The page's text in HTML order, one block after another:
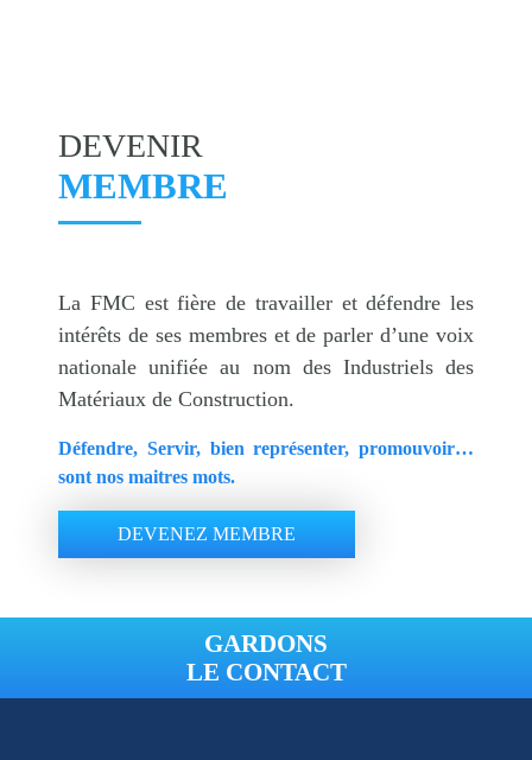
DEVENIR
MEMBRE
La FMC est fière de travailler et défendre les
intérêts de ses membres et de parler d’une voix
nationale unifiée au nom des Industriels des
Matériaux de Construction.
Défendre, Servir, bien représenter, promouvoir…
sont nos maitres mots.
DEVENEZ MEMBRE
GARDONS
LE CONTACT